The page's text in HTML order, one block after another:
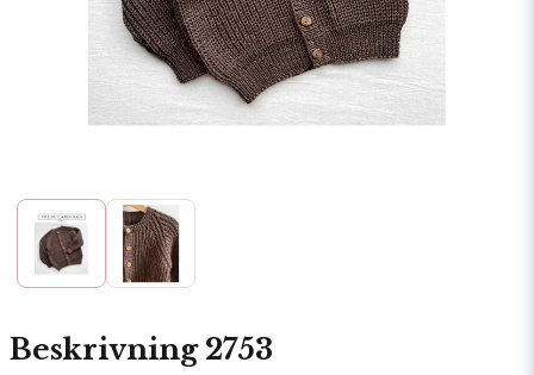
Beskrivning 2753